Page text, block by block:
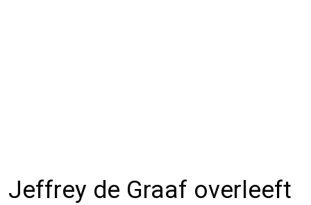
Jeffrey de Graaf overleeft